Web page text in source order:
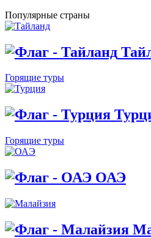
Популярные страны
Горящие туры
Горящие туры
ОАЭ